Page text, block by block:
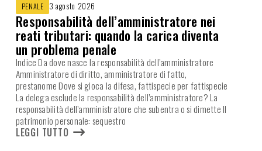
PENALE 3 agosto 2026
Responsabilità dell’amministratore nei
reati tributari: quando la carica diventa
un problema penale
Indice Da dove nasce la responsabilità dell’amministratore
Amministratore di diritto, amministratore di fatto,
prestanome Dove si gioca la difesa, fattispecie per fattispecie
La delega esclude la responsabilità dell’amministratore? La
responsabilità dell’amministratore che subentra o si dimette Il
patrimonio personale: sequestro
LEGGI TUTTO